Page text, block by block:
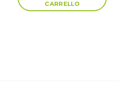
CARRELLO